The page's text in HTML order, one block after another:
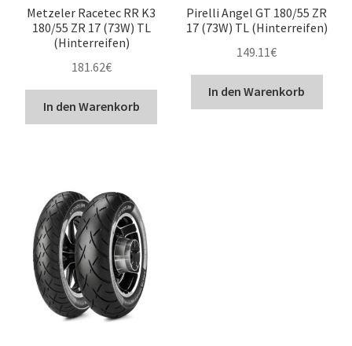
Metzeler Racetec RR K3
180/55 ZR 17 (73W) TL
(Hinterreifen)
181.62€
In den Warenkorb
Pirelli Angel GT 180/55 ZR
17 (73W) TL (Hinterreifen)
149.11€
In den Warenkorb